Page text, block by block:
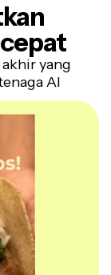
yang
AI